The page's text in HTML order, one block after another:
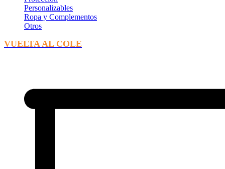
Personalizables
Ropa y Complementos
Otros
VUELTA AL COLE